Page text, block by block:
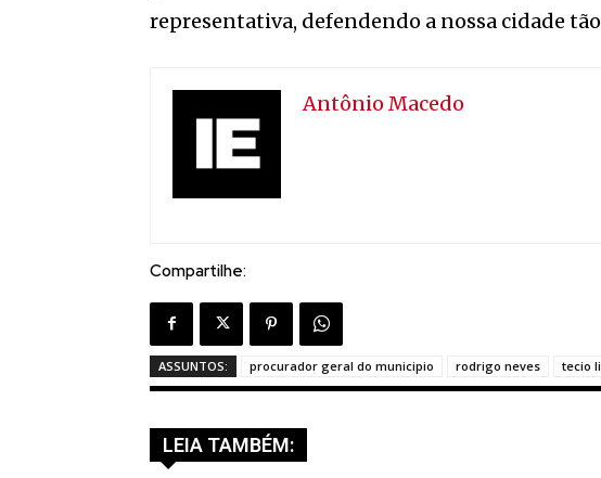
representativa, defendendo a nossa cidade tão
Antônio Macedo
Compartilhe:
ASSUNTOS: procurador geral do municipio rodrigo neves tecio
LEIA TAMBÉM: